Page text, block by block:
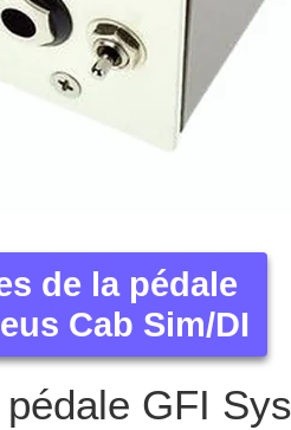
de la pédale
Cab Sim/DI
GFI